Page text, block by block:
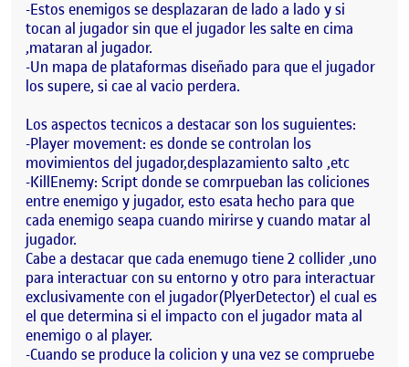
-Estos enemigos se desplazaran de lado a lado y si
tocan al jugador sin que el jugador les salte en cima
,mataran al jugador.
-Un mapa de plataformas diseñado para que el jugador
los supere, si cae al vacio perdera.
Los aspectos tecnicos a destacar son los suguientes:
-Player movement: es donde se controlan los
movimientos del jugador,desplazamiento salto ,etc
-KillEnemy: Script donde se comrpueban las coliciones
entre enemigo y jugador, esto esata hecho para que
cada enemigo seapa cuando mirirse y cuando matar al
jugador.
Cabe a destacar que cada enemugo tiene 2 collider ,uno
para interactuar con su entorno y otro para interactuar
exclusivamente con el jugador(PlyerDetector) el cual es
el que determina si el impacto con el jugador mata al
enemigo o al player.
-Cuando se produce la colicion y una vez se compruebe